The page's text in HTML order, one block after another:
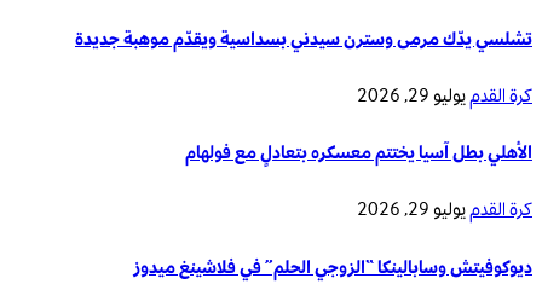
تشلسي يدّك مرمى وسترن سيدني بسداسية ويقدّم موهبة جديدة
كرة القدميوليو 29, 2026
الأهلي بطل آسيا يختتم معسكره بتعادلٍ مع فولهام
كرة القدميوليو 29, 2026
ديوكوفيتش وسابالينكا “الزوجي الحلم” في فلاشينغ ميدوز